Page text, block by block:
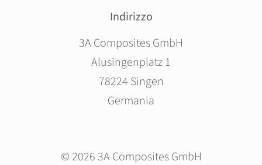
Indirizzo
3A Composites GmbH
Alusingenplatz 1
78224 Singen
Germania
© 2026 3A Composites GmbH